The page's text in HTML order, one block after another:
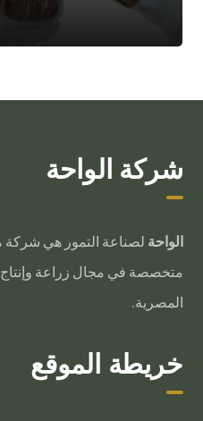
شركة الواحة
الواحة لصناعة التمور هي شركة
متخصصة في مجال زراعة وإنتاج
المصرية.
خريطة الموقع